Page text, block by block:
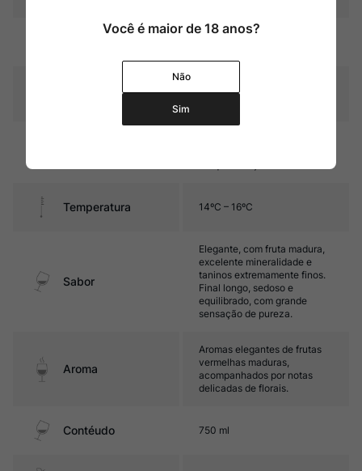
Vermelho rubi com reflexos
12,0%
Temperatura 14ºC – 16ºC
Sabor
Elegante, com fruta madura,
excelente mineralidade e
taninos extremamente finos.
Final longo, sedoso e
equilibrado, com grande
sensação de pureza.
Aroma
Aromas elegantes de frutas
vermelhas maduras,
acompanhados por notas
delicadas de florais.
Contéudo 750 ml
Você é maior de 18 anos?
Não
Sim